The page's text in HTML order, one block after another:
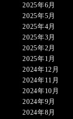
2025年6月
2025年5月
2025年4月
2025年3月
2025年2月
2025年1月
2024年12月
2024年11月
2024年10月
2024年9月
2024年8月